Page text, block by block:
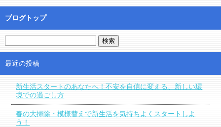
ブログトップ
最近の投稿
新生活スタートのあなたへ！不安を自信に変える、新しい環
境での過ごし方
春の大掃除・模様替えで新生活を気持ちよくスタートしよ
う！